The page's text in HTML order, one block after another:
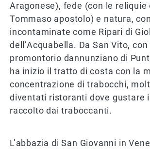
Aragonese), fede (con le reliquie
Tommaso apostolo) e natura,
incontaminate come Ripari di
dell’Acquabella. Da San Vito,
promontorio dannunziano di
ha inizio il tratto di costa con la
concentrazione di trabocchi,
diventati ristoranti dove gustare
raccolto dai traboccanti.
L’abbazia di San Giovanni in